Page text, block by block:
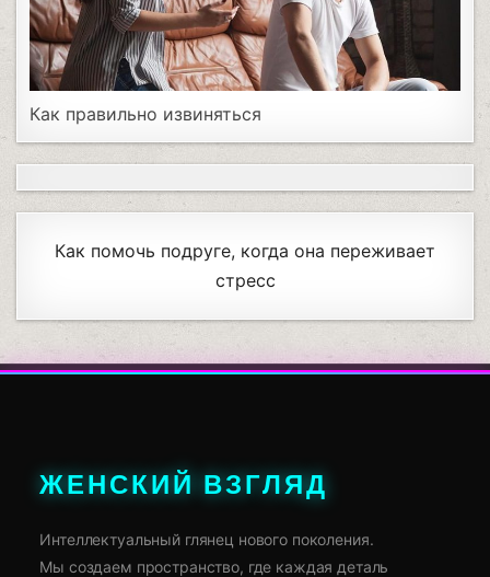
Как правильно извиняться
Как помочь подруге, когда она переживает
стресс
ЖЕНСКИЙ ВЗГЛЯД
Интеллектуальный глянец нового поколения.
Мы создаем пространство, где каждая деталь